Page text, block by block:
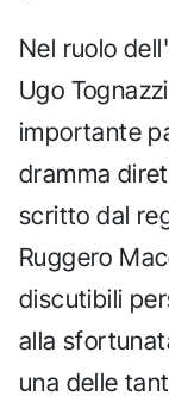
Nel ruolo
Ugo
importante
dramma
scritto dal
Ruggero
discutibili
alla
una delle